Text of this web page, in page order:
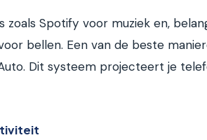
Spotify voor muziek en,
bellen. Een van de beste
Dit systeem projecteert je